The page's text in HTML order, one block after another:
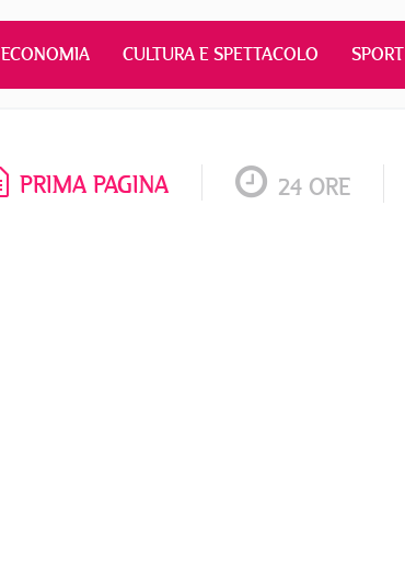
ECONOMIA CULTURA E SPETTACOLO SPORT
PRIMA PAGINA 24 ORE